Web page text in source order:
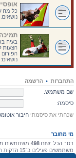
כל מה
נושאים:
בעיה
הצעות
נושאים:
התחברות • הרשמה
שם משתמש:
סיסמה:
שכחתי את סיסמתי חיבור
מי מחובר
בסך הכל ישנם 498
משתמשים פעילים ב־15 הדקות האחרונות)